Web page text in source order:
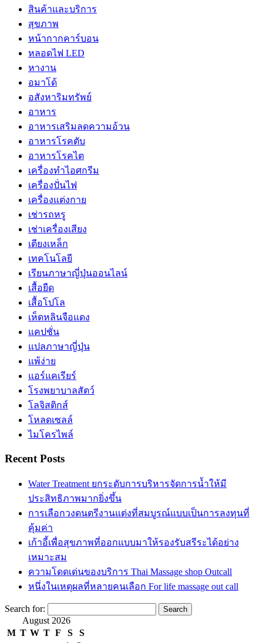
สินค้าและบริการ
สุขภาพ
หน้ากากคาร์บอน
หลอดไฟ LED
หางาน
อมาโด้
อสังหาริมทรัพย์
อาหาร
อาหารเสริมลดความอ้วน
อาหารโรคตับ
อาหารโรคไต
เครื่องทำไอศกรีม
เครื่องปั่นไฟ
เครื่องแต่งกาย
เช่ารถหรู
เช่าเครื่องเสียง
เตียงเหล็ก
เทคโนโลยี
เรียนภาษาญี่ปุ่นออนไลน์
เสื้อยืด
เสื้อโปโล
เห็ดหลินจือแดง
แคปชั่น
แปลภาษาญี่ปุ่น
แพ้ง่าย
แอร์แคเรียร์
โรงพยาบาลสัตว์
โลจิสติกส์
โหลดเซลล์
ไมโครไพล์
Recent Posts
Water Treatment ยกระดับการบริหารจัดการน้ำให้มี
ประสิทธิภาพมากยิ่งขึ้น
การเลือกวงดนตรีงานแต่งที่สมบูรณ์แบบเป็นการลงทุนที่
คุ้มค่า
เก้าอี้เพื่อสุขภาพที่ออกแบบมาให้รองรับสรีระได้อย่าง
เหมาะสม
ความโดดเด่นของบริการ Thai Massage shop Outcall
หนึ่งในเหตุผลที่หลายคนเลือก For life massage out call
Search for:
August 2026
M T W T F S
S